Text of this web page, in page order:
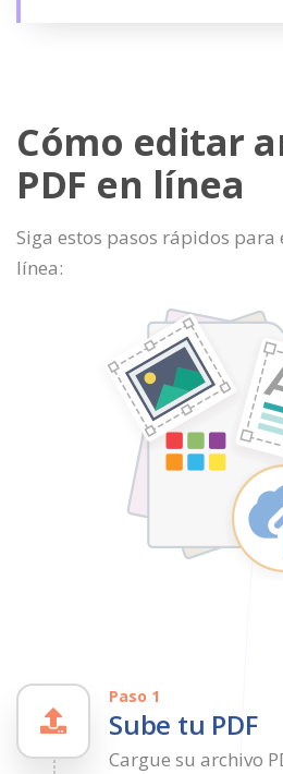
Cómo editar
PDF en línea
Siga estos pasos rápidos para
línea:
Paso 1
Sube tu PDF
Cargue su archivo